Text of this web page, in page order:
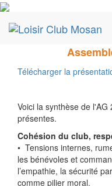
Télécharger la
Voici la synthèse de
présentes.
Cohésion du club,
•⁠ ⁠Tensions internes,
les bénévoles et
l’empathie, la sécurité
comme pilier moral.